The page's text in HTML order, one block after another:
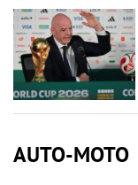
AUTO-MOTO